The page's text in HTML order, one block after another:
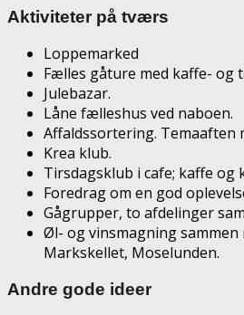
Aktiviteter på tværs
Loppemarked
Fælles gåture med kaffe- og
Julebazar.
Låne fælleshus ved naboen.
Affaldssortering. Temaaften
Krea klub.
Tirsdagsklub i cafe; kaffe og
Foredrag om en god
Gågrupper, to afdelinger
Øl- og vinsmagning sammen
Markskellet, Moselunden.
Andre gode ideer